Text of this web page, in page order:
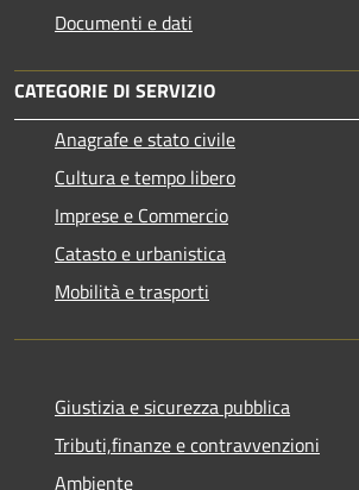
Documenti e dati
CATEGORIE DI SERVIZIO
Anagrafe e stato civile
Cultura e tempo libero
Imprese e Commercio
Catasto e urbanistica
Mobilità e trasporti
Giustizia e sicurezza pubblica
Tributi,finanze e contravvenzioni
Ambiente